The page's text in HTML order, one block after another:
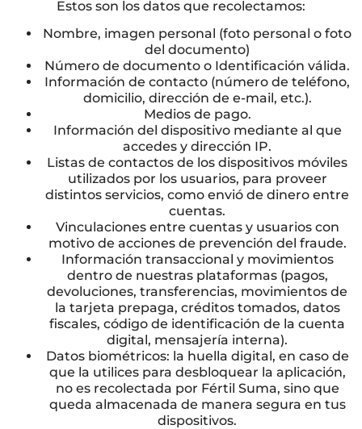
Estos son los datos que recolectamos:
Nombre, imagen personal (foto personal o foto
del documento)
Número de documento o Identificación válida.
Información de contacto (número de teléfono,
domicilio, dirección de e-mail, etc.).
Medios de pago.
Información del dispositivo mediante al que
accedes y dirección IP.
Listas de contactos de los dispositivos móviles
utilizados por los usuarios, para proveer
distintos servicios, como envió de dinero entre
cuentas.
Vinculaciones entre cuentas y usuarios con
motivo de acciones de prevención del fraude.
Información transaccional y movimientos
dentro de nuestras plataformas (pagos,
devoluciones, transferencias, movimientos de
la tarjeta prepaga, créditos tomados, datos
fiscales, código de identificación de la cuenta
digital, mensajería interna).
Datos biométricos: la huella digital, en caso de
que la utilices para desbloquear la aplicación,
no es recolectada por Fértil Suma, sino que
queda almacenada de manera segura en tus
dispositivos.